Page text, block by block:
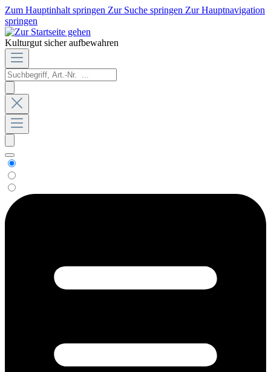
Zum Hauptinhalt springen Zur Suche springen Zur Hauptnavigation
springen
Kulturgut sicher aufbewahren